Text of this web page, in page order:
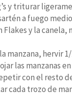
y triturar
a fuego
y la canela,
manzana, hervir
las manzanas
con el resto
cada trozo de